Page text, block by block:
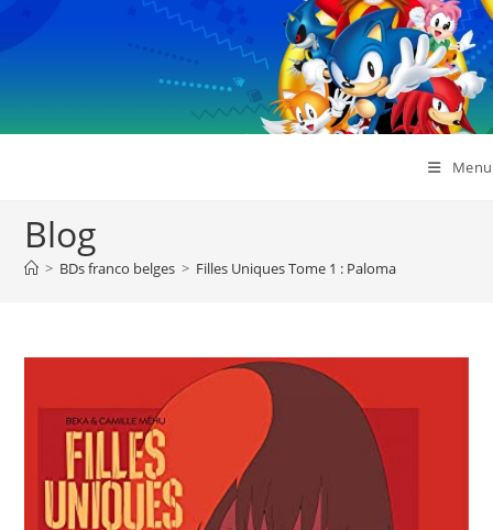
Menu
Blog
> BDs franco belges > Filles Uniques Tome 1 : Paloma